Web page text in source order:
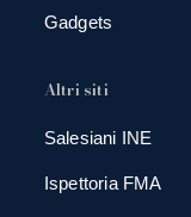
Gadgets
Altri siti
Salesiani INE
Ispettoria FMA